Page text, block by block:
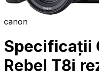
canon
Specificații
Rebel T8i